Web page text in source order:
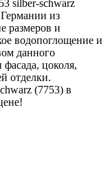
silber-schwarz
из
размеров и
водопоглощение и
данного
цоколя,
отделки.
(7753) в